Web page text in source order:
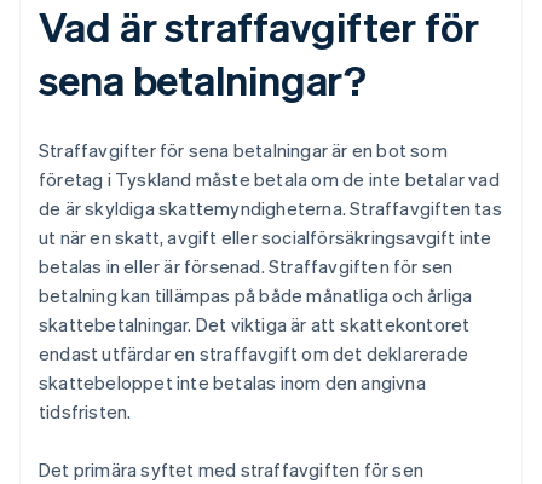
Vad är straffavgifter för
sena betalningar?
Straffavgifter för sena betalningar är en bot som
företag i Tyskland måste betala om de inte betalar vad
de är skyldiga skattemyndigheterna. Straffavgiften tas
ut när en skatt, avgift eller socialförsäkringsavgift inte
betalas in eller är försenad. Straffavgiften för sen
betalning kan tillämpas på både månatliga och årliga
skattebetalningar. Det viktiga är att skattekontoret
endast utfärdar en straffavgift om det deklarerade
skattebeloppet inte betalas inom den angivna
tidsfristen.
Det primära syftet med straffavgiften för sen